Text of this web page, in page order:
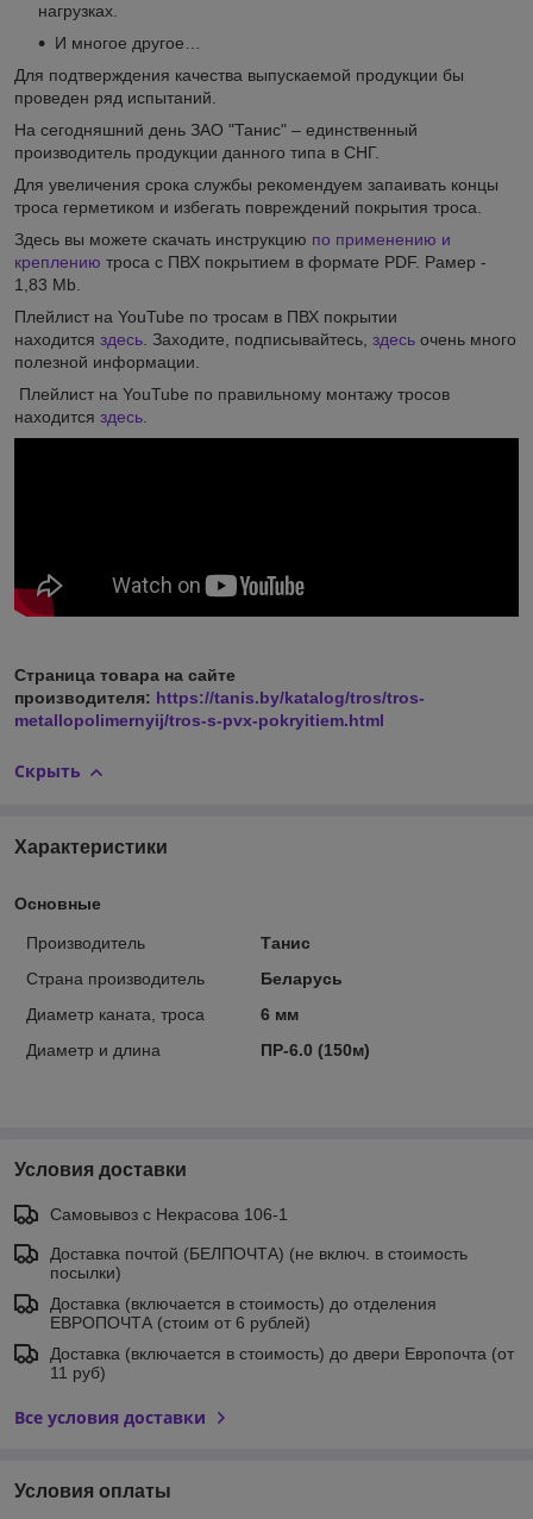
нагрузках.
И многое другое…
Для подтверждения качества выпускаемой продукции бы
проведен ряд испытаний.
На сегодняшний день ЗАО "Танис" – единственный
производитель продукции данного типа в СНГ.
Для увеличения срока службы рекомендуем запаивать концы
троса герметиком и избегать повреждений покрытия троса.
Здесь вы можете скачать инструкцию по применению и
креплению троса с ПВХ покрытием в формате PDF. Рамер -
1,83 Mb.
Плейлист на YouTube по тросам в ПВХ покрытии
находится здесь . Заходите, подписывайтесь, здесь очень много
полезной информации.
Плейлист на YouTube по правильному монтажу тросов
находится здесь.
Страница товара на сайте
производителя: https://tanis.by/katalog/tros/tros-
metallopolimernyij/tros-s-pvx-pokryitiem.html
Скрыть
Характеристики
Основные
Производитель
Танис
Страна производитель
Беларусь
Диаметр каната, троса
6 мм
Диаметр и длина
ПР-6.0 (150м)
Условия доставки
Самовывоз c Некрасова 106-1
Доставка почтой (БЕЛПОЧТА) (не включ. в стоимость
посылки)
Доставка (включается в стоимость) до отделения
ЕВРОПОЧТА (стоим от 6 рублей)
Доставка (включается в стоимость) до двери Европочта (от
11 руб)
Все условия доставки
Условия оплаты